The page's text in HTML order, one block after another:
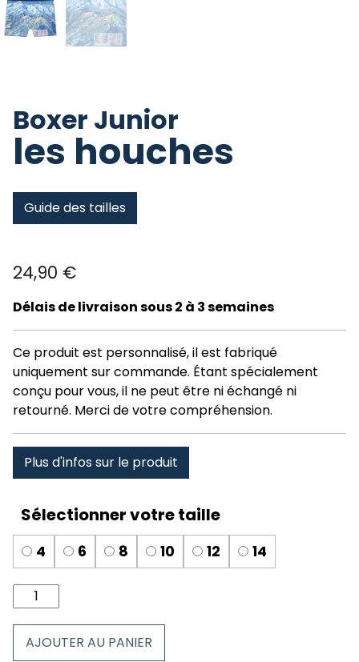
Boxer Junior
les houches
Guide des tailles
24,90 €
Délais de livraison sous 2 à 3 semaines
Ce produit est personnalisé, il est fabriqué
uniquement sur commande. Étant spécialement
conçu pour vous, il ne peut être ni échangé ni
retourné. Merci de votre compréhension.
Plus d'infos sur le produit
4 6 8 10 12 14
quantité
de
enfant
AJOUTER AU PANIER